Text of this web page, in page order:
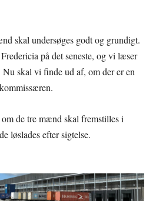
skal undersøges godt og grundigt.
på det seneste, og vi læser
Nu skal vi finde ud af, om der er en
de tre mænd skal fremstilles i
løslades efter sigtelse.